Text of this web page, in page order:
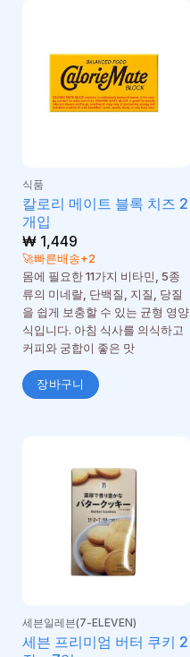
식품
칼로리 메이트 블록 치즈 2
개입
₩1,449
🚀빠른배송+2
몸에 필요한 11가지 비타민, 5종
류의 미네랄, 단백질, 지질, 당질
을 쉽게 보충할 수 있는 균형 영양
식입니다. 아침 식사를 의식하고
커피와 궁합이 좋은 맛
장바구니
세븐일레븐(7-ELEVEN)
세븐 프리미엄 버터 쿠키 2